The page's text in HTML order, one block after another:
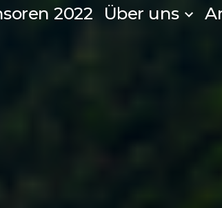
2022 Über uns